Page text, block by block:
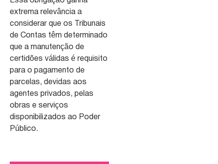
extrema relevância a
considerar que os Tribunais
de Contas têm determinado
que a manutenção de
certidões válidas é requisito
para o pagamento de
parcelas, devidas aos
agentes privados, pelas
obras e serviços
disponibilizados ao Poder
Público.